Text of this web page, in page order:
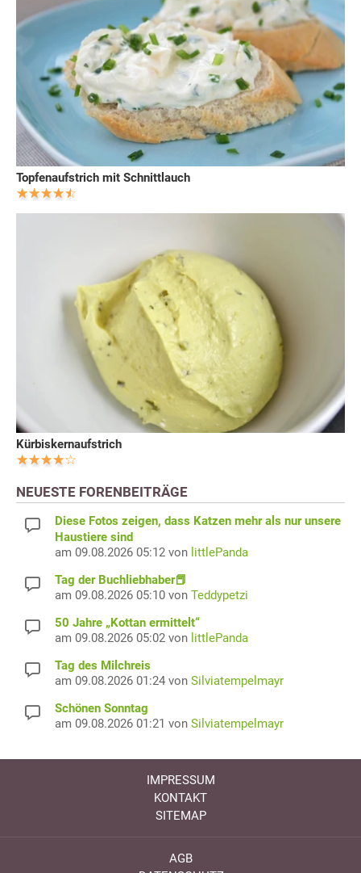
Topfenaufstrich mit Schnittlauch
Kürbiskernaufstrich
NEUESTE FORENBEITRÄGE
Diese Fotos zeigen, dass Katzen mehr als nur unsere
Haustiere sind
am 09.08.2026 05:12 von littlePanda
Tag der Buchliebhaber📕
am 09.08.2026 05:10 von Teddypetzi
50 Jahre „Kottan ermittelt“
am 09.08.2026 05:02 von littlePanda
Tag des Milchreis
am 09.08.2026 01:24 von Silviatempelmayr
Schönen Sonntag
am 09.08.2026 01:21 von Silviatempelmayr
IMPRESSUM
KONTAKT
SITEMAP
AGB